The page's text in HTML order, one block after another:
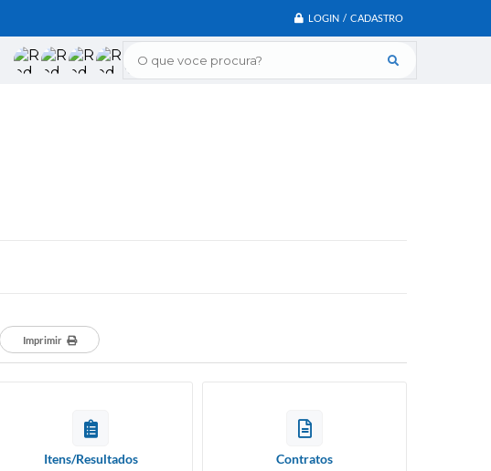
LOGIN / CADASTRO
O que voce procura?
Imprimir
Itens/Resultados Contratos